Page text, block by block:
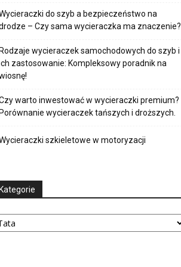
do szyb a bezpieczeństwo na
– Czy sama wycieraczka ma znaczenie?
wycieraczek samochodowych do szyb i
zastosowanie: Kompleksowy poradnik na
warto inwestować w wycieraczki premium?
wycieraczek tańszych i droższych.
szkieletowe w motoryzacji